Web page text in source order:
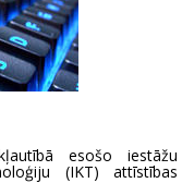
esošo iestāžu
(IKT) attīstības